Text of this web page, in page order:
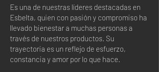
Es una de nuestras líderes destacadas en
Esbelta, quien con pasión y compromiso ha
llevado bienestar a muchas personas a
través de nuestros productos. Su
trayectoria es un reflejo de esfuerzo,
constancia y amor por lo que hace.